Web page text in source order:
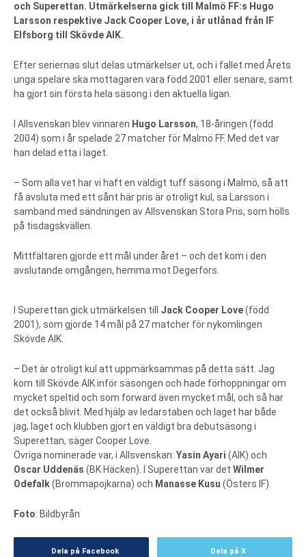
och Superettan. Utmärkelserna gick till Malmö FF:s Hugo
Larsson respektive Jack Cooper Love, i år utlånad från IF
Elfsborg till Skövde AIK.
Efter seriernas slut delas utmärkelser ut, och i fallet med Årets
unga spelare ska mottagaren vara född 2001 eller senare, samt
ha gjort sin första hela säsong i den aktuella ligan.
I Allsvenskan blev vinnaren Hugo Larsson, 18-åringen (född
2004) som i år spelade 27 matcher för Malmö FF. Med det var
han delad etta i laget.
– Som alla vet har vi haft en väldigt tuff säsong i Malmö, så att
få avsluta med ett sånt här pris är otroligt kul, sa Larsson i
samband med sändningen av Allsvenskan Stora Pris, som hölls
på tisdagskvällen.
Mittfältaren gjorde ett mål under året – och det kom i den
avslutande omgången, hemma mot Degerfors.
I Superettan gick utmärkelsen till Jack Cooper Love(född
2001), som gjorde 14 mål på 27 matcher för nykomlingen
Skövde AIK.
– Det är otroligt kul att uppmärksammas på detta sätt. Jag
kom till Skövde AIK inför säsongen och hade förhoppningar om
mycket speltid och som forward även mycket mål, och så har
det också blivit. Med hjälp av ledarstaben och laget har både
jag, laget och klubben gjort en väldigt bra debutsäsong i
Superettan, säger Cooper Love.
Övriga nominerade var, i Allsvenskan: Yasin Ayari (AIK) och
Oscar Uddenäs (BK Häcken). I Superettan var det Wilmer
Odefalk(Brommapojkarna) och Manasse Kusu (Östers IF).
Foto: Bildbyrån
Dela på Facebook Dela på X